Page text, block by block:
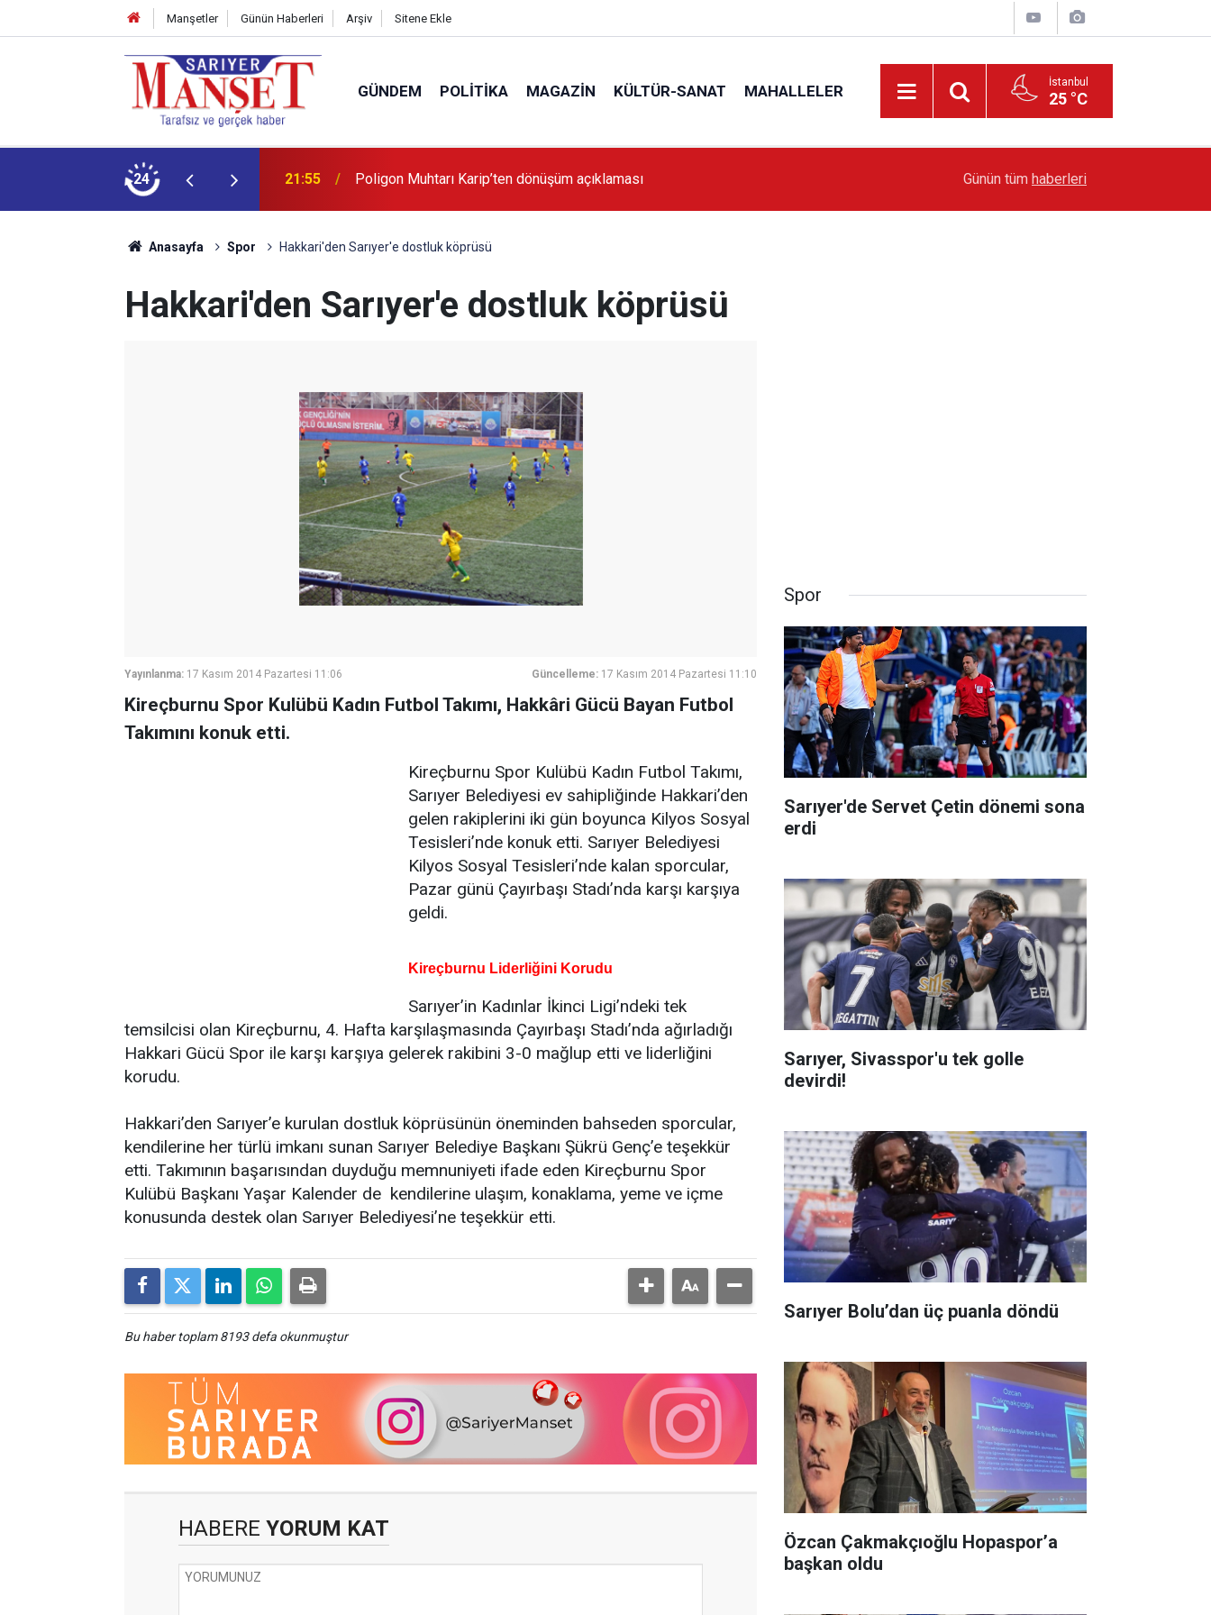
Manşetler Günün Haberleri Arşiv Sitene Ekle
GÜNDEM POLITIKA MAGAZIN KÜLTÜR-SANAT MAHALLELER İstanbul
25 °C
24 13:36 'Poligon'da İstanbul'a örnek proje gerçekleştirilecek' Sarıyer’de Edebiyat Rüzgârı Esecek
Günün tüm haberleri
Anasayfa Spor Hakkari'den Sarıyer'e dostluk köprüsü
Hakkari'den Sarıyer'e dostluk köprüsü
Yayınlanma: 17 Kasım 2014 Pazartesi 11:06 Güncelleme: 17 Kasım 2014 Pazartesi 11:10
Kireçburnu Spor Kulübü Kadın Futbol Takımı, Hakkâri Gücü Bayan Futbol
Takımını konuk etti.
Kireçburnu Spor Kulübü Kadın Futbol Takımı,
Sarıyer Belediyesi ev sahipliğinde Hakkari’den
gelen rakiplerini iki gün boyunca Kilyos Sosyal
Tesisleri’nde konuk etti. Sarıyer Belediyesi
Kilyos Sosyal Tesisleri’nde kalan sporcular,
Pazar günü Çayırbaşı Stadı’nda karşı karşıya
geldi.
Kireçburnu Liderliğini Korudu
Sarıyer’in Kadınlar İkinci Ligi’ndeki tek
temsilcisi olan Kireçburnu, 4. Hafta karşılaşmasında Çayırbaşı Stadı’nda ağırladığı
Hakkari Gücü Spor ile karşı karşıya gelerek rakibini 3-0 mağlup etti ve liderliğini
korudu.
Hakkari’den Sarıyer’e kurulan dostluk köprüsünün öneminden bahseden sporcular,
kendilerine her türlü imkanı sunan Sarıyer Belediye Başkanı Şükrü Genç’e teşekkür
etti. Takımının başarısından duyduğu memnuniyeti ifade eden Kireçburnu Spor
Kulübü Başkanı Yaşar Kalender de kendilerine ulaşım, konaklama, yeme ve içme
konusunda destek olan Sarıyer Belediyesi’ne teşekkür etti.
Bu haber toplam 8193 defa okunmuştur
HABERE YORUM KAT
Spor
Sarıyer'de Servet Çetin dönemi sona
erdi
Sarıyer, Sivasspor'u tek golle
devirdi!
Sarıyer Bolu’dan üç puanla döndü
Özcan Çakmakçıoğlu Hopaspor’a
başkan oldu